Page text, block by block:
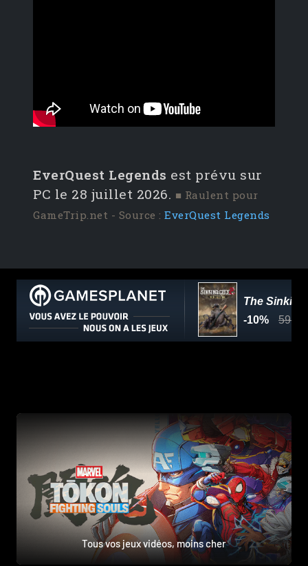
EverQuest Legends est prévu sur
PC le 28 juillet 2026. ■ Raulent pour
GameTrip.net - Source : EverQuest Legends
Tous vos jeux vidéos, moins cher